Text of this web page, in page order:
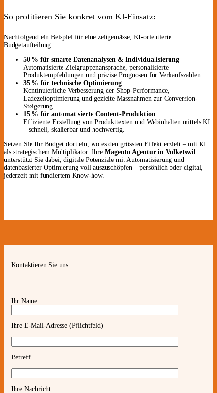
So profitieren Sie konkret vom KI-Einsatz:
Nachfolgend ein Beispiel für eine zeitgemässe, KI-orientierte
Budgetaufteilung:
50 % für smarte Datenanalysen & Individualisierung
Automatisierte Zielgruppenansprache, personalisierte
Produktempfehlungen und präzise Prognosen für Verkaufszahlen.
35 % für technische Optimierung
Kontinuierliche Verbesserung der Shop-Performance,
Ladezeitoptimierung und gezielte Massnahmen zur Conversion-
Steigerung.
15 % für automatisierte Content-Produktion
Effiziente Erstellung von Produkttexten und Webinhalten mittels KI
– schnell, skalierbar und hochwertig.
Setzen Sie Ihr Budget dort ein, wo es den grössten Effekt erzielt – mit KI
als strategischem Multiplikator. Ihre Magento Agentur in Volketswil
unterstützt Sie dabei, digitale Potenziale mit Automatisierung und
datenbasierter Optimierung voll auszuschöpfen – persönlich oder digital,
jederzeit mit fundiertem Know-how.
Kontaktieren Sie uns
Ihr Name
Ihre E-Mail-Adresse (Pflichtfeld)
Betreff
Ihre Nachricht